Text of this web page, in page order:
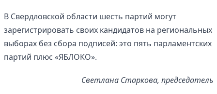
В Свердловской области шесть партий могут
зарегистрировать своих кандидатов на региональных
выборах без сбора подписей: это пять парламентских
партий плюс «ЯБЛОКО».
Светлана Старкова, председатель